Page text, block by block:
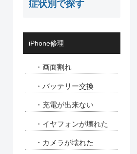
症状別で探す
iPhone修理
・画面割れ
・バッテリー交換
・充電が出来ない
・イヤフォンが壊れた
・カメラが壊れた